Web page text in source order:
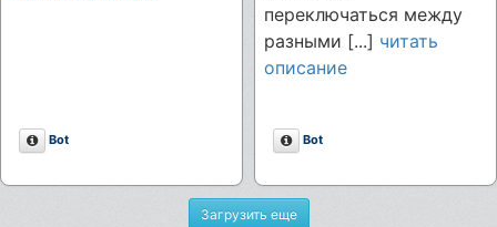
Описание
Bot
переключаться между
разными [...] читать
описание
Описание
Bot
Загрузить еще